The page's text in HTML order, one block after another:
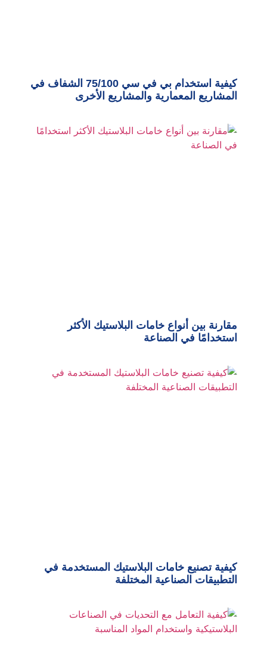
كيفية استخدام بي في سي 75/100 الشفاف في
المشاريع المعمارية والمشاريع الأخرى
مقارنة بين أنواع خامات البلاستيك الأكثر
استخدامًا في الصناعة
كيفية تصنيع خامات البلاستيك المستخدمة في
التطبيقات الصناعية المختلفة